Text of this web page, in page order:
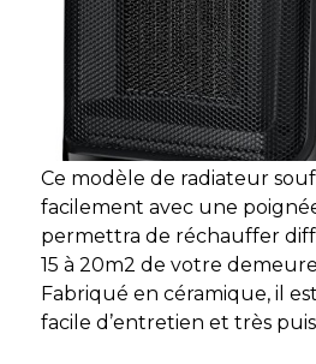
Ce modèle de radiateur
facilement avec une
permettra de réchauffer
15 à 20m2 de votre
Fabriqué en céramique, il
facile d’entretien et très